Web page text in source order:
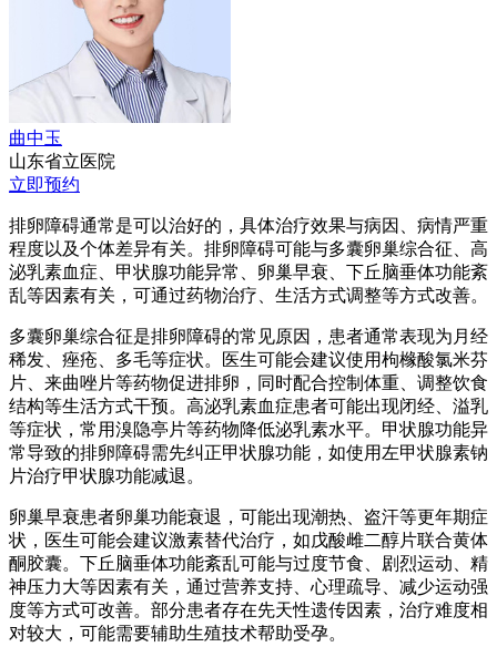
曲中玉
山东省立医院
立即预约
排卵障碍通常是可以治好的，具体治疗效果与病因、病情严重
程度以及个体差异有关。排卵障碍可能与多囊卵巢综合征、高
泌乳素血症、甲状腺功能异常、卵巢早衰、下丘脑垂体功能紊
乱等因素有关，可通过药物治疗、生活方式调整等方式改善。
多囊卵巢综合征是排卵障碍的常见原因，患者通常表现为月经
稀发、痤疮、多毛等症状。医生可能会建议使用枸橼酸氯米芬
片、来曲唑片等药物促进排卵，同时配合控制体重、调整饮食
结构等生活方式干预。高泌乳素血症患者可能出现闭经、溢乳
等症状，常用溴隐亭片等药物降低泌乳素水平。甲状腺功能异
常导致的排卵障碍需先纠正甲状腺功能，如使用左甲状腺素钠
片治疗甲状腺功能减退。
卵巢早衰患者卵巢功能衰退，可能出现潮热、盗汗等更年期症
状，医生可能会建议激素替代治疗，如戊酸雌二醇片联合黄体
酮胶囊。下丘脑垂体功能紊乱可能与过度节食、剧烈运动、精
神压力大等因素有关，通过营养支持、心理疏导、减少运动强
度等方式可改善。部分患者存在先天性遗传因素，治疗难度相
对较大，可能需要辅助生殖技术帮助受孕。